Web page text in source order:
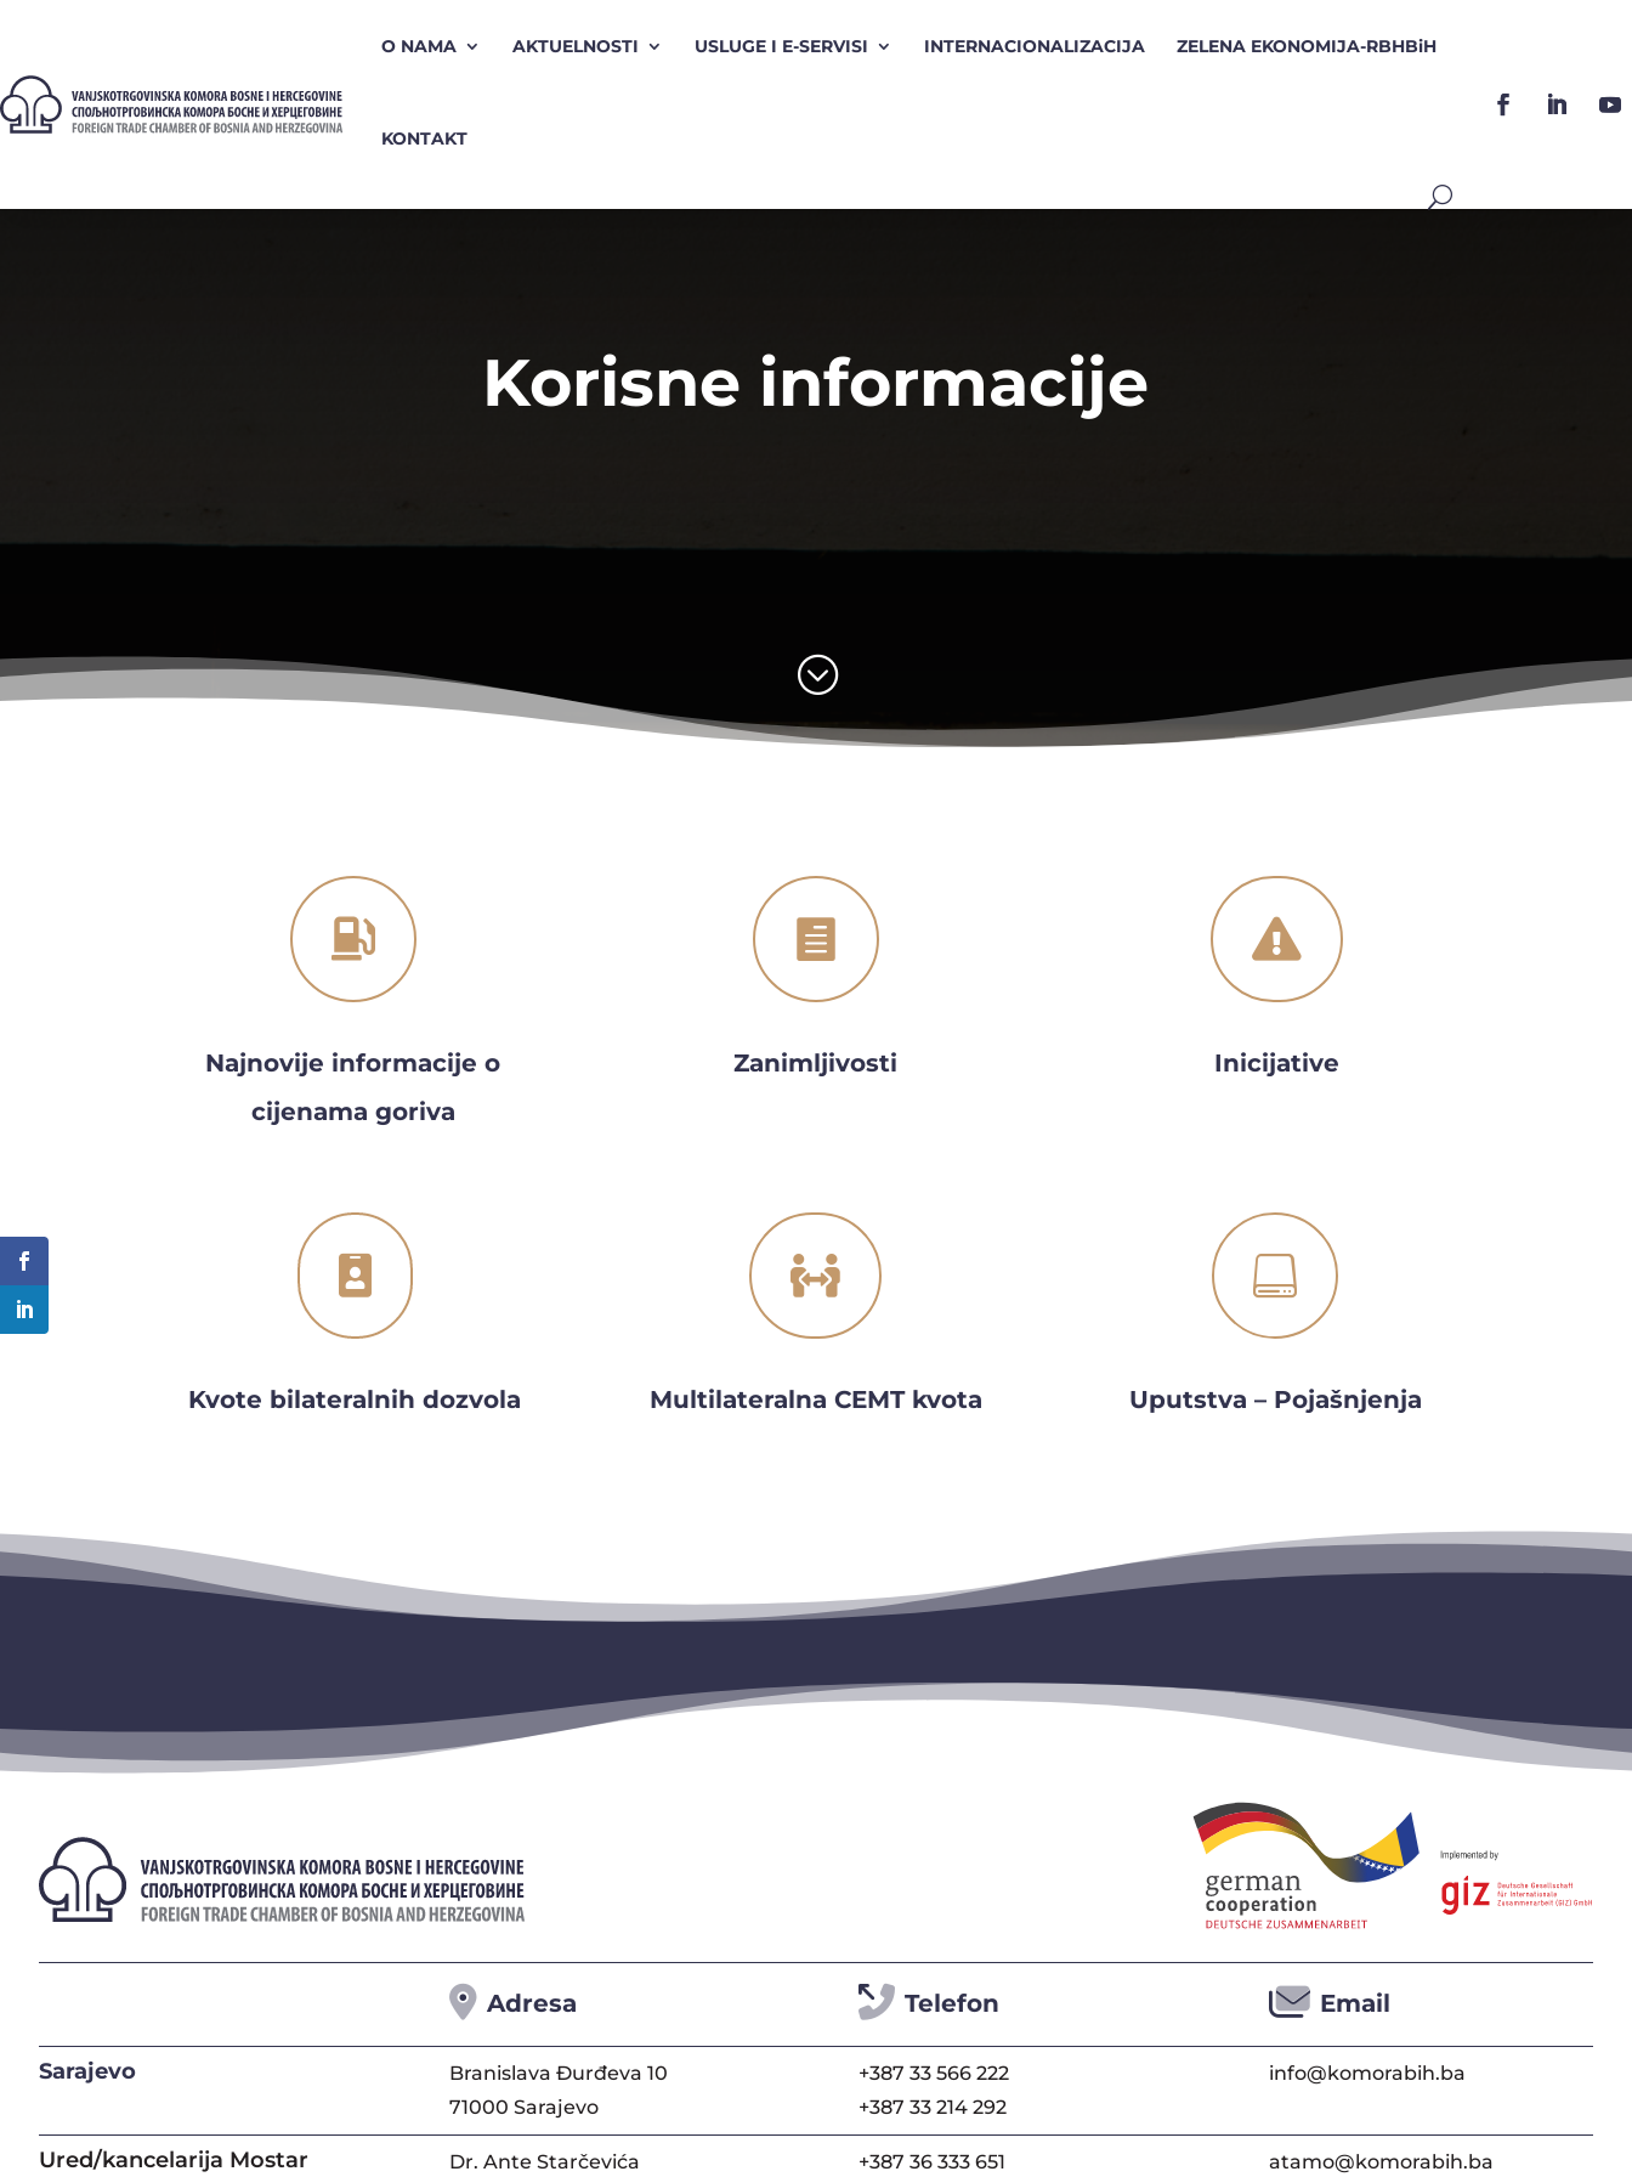
O NAMA AKTUELNOSTI USLUGE I E-SERVISI INTERNACIONALIZACIJA ZELENA EKONOMIJA-RBHBiH
KONTAKT
Korisne informacije
;

Najnovije informacije o
cijenama goriva

Zanimljivosti

Inicijative

Kvote bilateralnih dozvola

Multilateralna CEMT kvota

Uputstva – Pojašnjenja
Adresa Telefon Email
Sarajevo
Branislava Đurđeva 10
71000 Sarajevo
+387 33 566 222
+387 33 214 292
info@komorabih.ba
Ured/kancelarija Mostar Dr. Ante Starčevića +387 36 333 651 atamo@komorabih.ba